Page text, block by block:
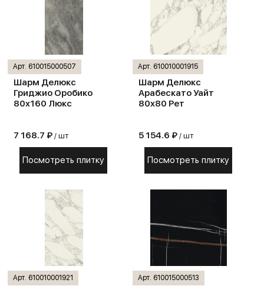
Арт. 610015000507
Шарм Делюкс
Гриджио Оробико
80х160 Люкс
7 168.7 ₽ / шт
Посмотреть плитку
Арт. 610010001915
Шарм Делюкс
Арабескато Уайт
80х80 Рет
5 154.6 ₽ / шт
Посмотреть плитку
Арт. 610010001921 Арт. 610015000513